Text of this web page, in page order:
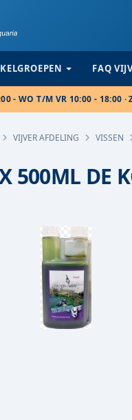
FAQ
- WO T/M VR 10:00 - 18:00 ·
VIJVER AFDELING VISSEN
500ML DE